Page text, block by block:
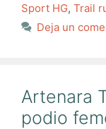
Sport HG, Trail
Deja un
Artenara
podio